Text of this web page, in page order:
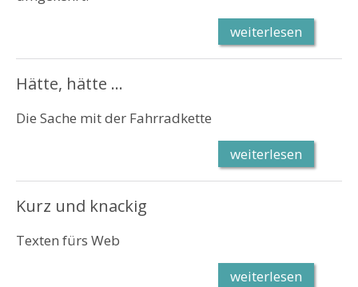
weiterlesen
Hätte, hätte …
Die Sache mit der Fahrradkette
weiterlesen
Kurz und knackig
Texten fürs Web
weiterlesen